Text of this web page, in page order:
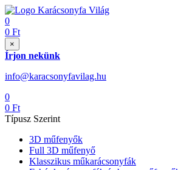
0
0 Ft
×
Írjon nekünk
info@karacsonyfavilag.hu
0
0 Ft
Típusz Szerint
3D műfenyők
Full 3D műfenyő
Klasszikus műkarácsonyfák